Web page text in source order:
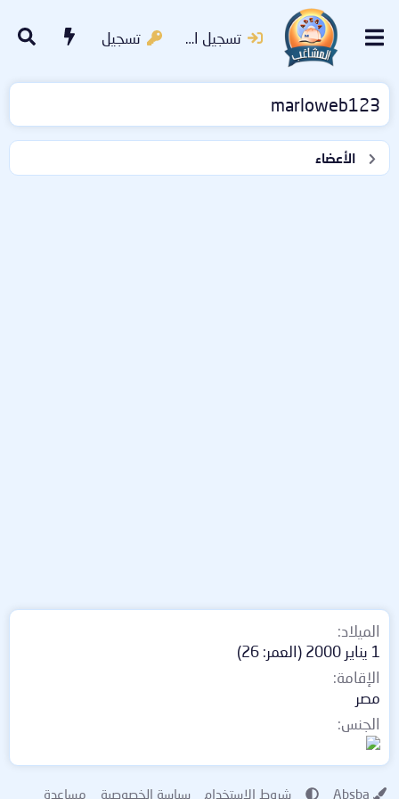
تسجيل الدخول تسجيل
marloweb123
الأعضاء
الميلاد
1 يناير 2000 (العمر: 26)
الإقامة
مصر
الجنس
شروط الاستخدام سياسة الخصوصية مساعدة